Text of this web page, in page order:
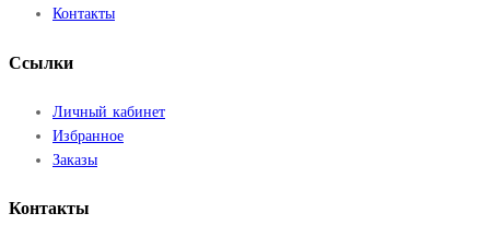
Контакты
Ссылки
Личный кабинет
Избранное
Заказы
Контакты